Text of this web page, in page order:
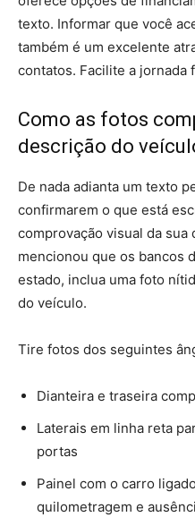
texto. Informar que você
também é um excelente
contatos. Facilite a jornada
Como as fotos
descrição do
De nada adianta um texto
confirmarem o que está
comprovação visual da sua
mencionou que os bancos
estado, inclua uma foto
do veículo.
Tire fotos dos seguintes
Dianteira e traseira
Laterais em linha reta
portas
Painel com o carro
quilometragem e